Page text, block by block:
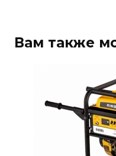
Вам также